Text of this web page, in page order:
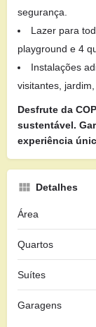
segurança.
Lazer para
playground e 4
Instalações
visitantes,
Desfrute da
sustentável.
experiência
Detalhes
Área
Quartos
Suítes
Garagens